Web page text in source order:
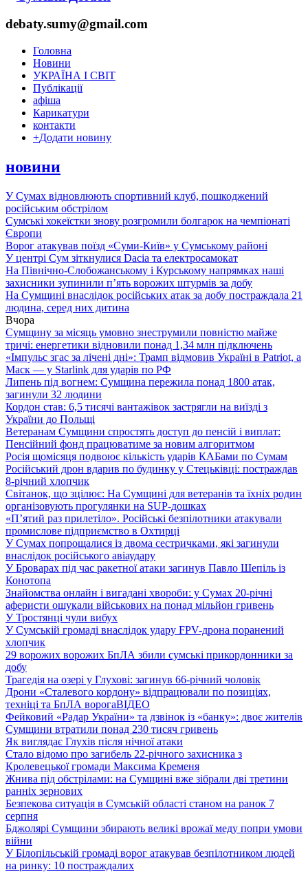
debaty.sumy@gmail.com
Головна
Новини
УКРАЇНА І СВІТ
Публікації
афіша
Карикатури
контакти
+Додати новину
новини
У Сумах відновлюють спортивний клуб, пошкоджений
російським обстрілом
Сумські хокеїстки знову розгромили болгарок на чемпіонаті
Європи
Ворог атакував поїзд «Суми-Київ» у Сумському районі
У центрі Сум зіткнулися Dacia та електросамокат
На Північно-Слобожанському і Курському напрямках наші
захисники зупинили п’ять ворожих штурмів за добу
На Сумщині внаслідок російських атак за добу постраждала 21
людина, серед них дитина
Вчора
Сумщину за місяць умовно знеструмили повністю майже
тричі: енергетики відновили понад 1,34 млн підключень
«Імпульс згас за лічені дні»: Трамп відмовив Україні в Patriot, а
Маск — у Starlink для ударів по РФ
Липень під вогнем: Сумщина пережила понад 1800 атак,
загинули 32 людини
Кордон став: 6,5 тисячі вантажівок застрягли на виїзді з
України до Польщі
Ветеранам Сумщини спростять доступ до пенсій і виплат:
Пенсійний фонд працюватиме за новим алгоритмом
Росія щомісяця подвоює кількість ударів КАБами по Сумам
Російський дрон вдарив по будинку у Стецьківці: постраждав
8-річний хлопчик
Світанок, що зцілює: На Сумщині для ветеранів та їхніх родин
організовують прогулянки на SUP-дошках
«П’ятий раз прилетіло». Російські безпілотники атакували
промислове підприємство в Охтирці
У Сумах попрощалися із двома сестричками, які загинули
внаслідок російського авіаудару
У Броварах під час ракетної атаки загинув Павло Шепіль із
Конотопа
Знайомства онлайн і вигадані хвороби: у Сумах 20-річні
аферисти ошукали військових на понад мільйон гривень
У Тростянці чули вибух
У Сумській громаді внаслідок удару FPV-дрона поранений
хлопчик
29 ворожих ворожих БпЛА збили сумські прикордонники за
добу
Трагедія на озері у Глухові: загинув 66-річний чоловік
Дрони «Сталевого кордону» відпрацювали по позиціях,
техніці та БпЛА ворогаВІДЕО
Фейковий «Радар України» та дзвінок із «банку»: двоє жителів
Сумщини втратили понад 230 тисяч гривень
Як виглядає Глухів після нічної атаки
Стало відомо про загибель 22-річного захисника з
Кролевецької громади Максима Кременя
Жнива під обстрілами: на Сумщині вже зібрали дві третини
ранніх зернових
Безпекова ситуація в Сумській області станом на ранок 7
серпня
Бджолярі Сумщини збирають великі врожаї меду попри умови
війни
У Білопільській громаді ворог атакував безпілотником людей
на ринку: 10 постраждалих